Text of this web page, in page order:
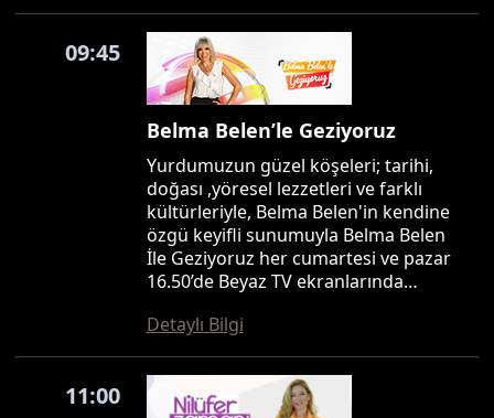
09:45
Belma Belen’le Geziyoruz
Yurdumuzun güzel köşeleri; tarihi,
doğası ,yöresel lezzetleri ve farklı
kültürleriyle, Belma Belen'in kendine
özgü keyifli sunumuyla Belma Belen
İle Geziyoruz her cumartesi ve pazar
16.50’de Beyaz TV ekranlarında…
Detaylı Bilgi
11:00